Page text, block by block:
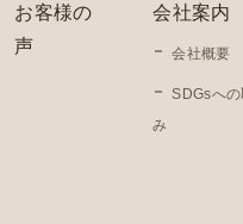
お客様の
声
会社案内
会社概要
SDGsへ
み